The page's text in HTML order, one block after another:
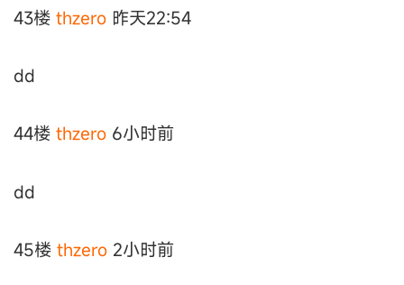
43楼 thzero 昨天22:54
dd
44楼 thzero 6小时前
dd
45楼 thzero 2小时前